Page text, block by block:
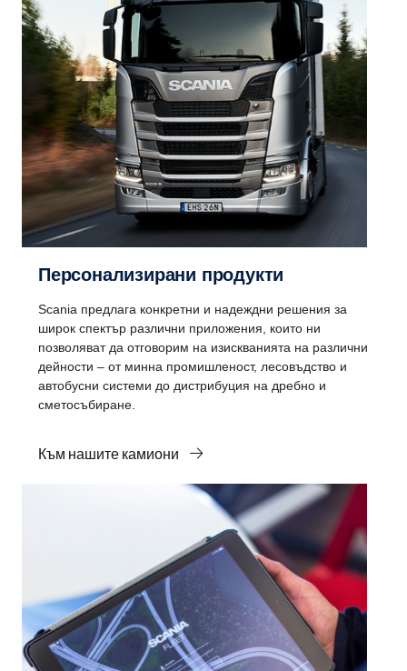
Персонализирани продукти
Scania предлага конкретни и надеждни решения за
широк спектър различни приложения, които ни
позволяват да отговорим на изискванията на различни
дейности – от минна промишленост, лесовъдство и
автобусни системи до дистрибуция на дребно и
сметосъбиране.
Към нашите камиони